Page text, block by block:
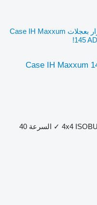
جديد جرار بعجلات Case IH Maxxum
145
Case IH Maxxum
4x4
✓ السرعة 40